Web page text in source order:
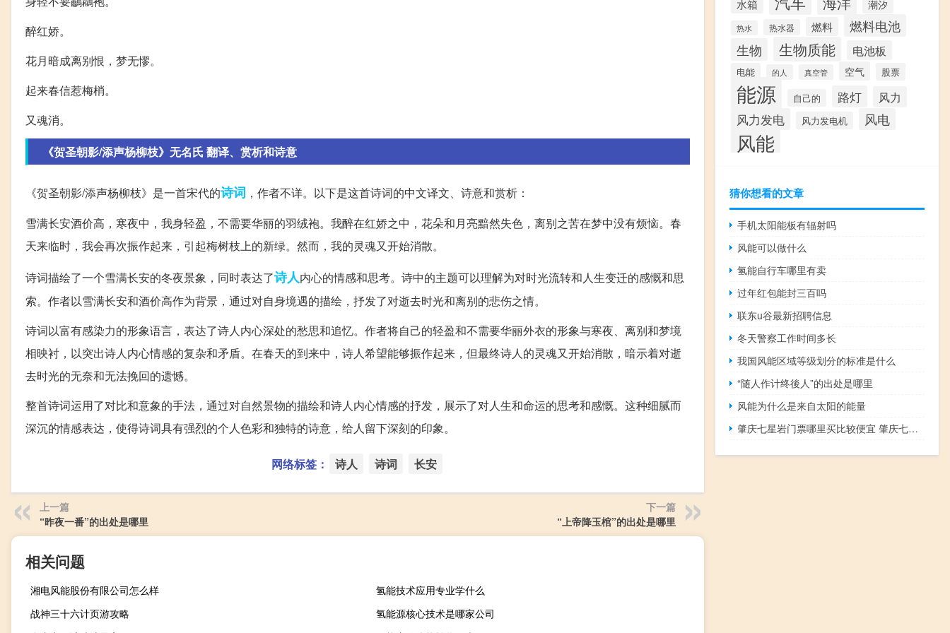
醉红娇。
花月暗成离别恨，梦无憀。
起来春信惹梅梢。
又魂消。
《贺圣朝影/添声杨柳枝》无名氏 翻译、赏析和诗意
《贺圣朝影/添声杨柳枝》是一首宋代的诗词 ，作者不详。以下是这首诗词的中文译文、诗意和赏析：
雪满长安酒价高，寒夜中，我身轻盈，不需要华丽的羽绒袍。我醉在红娇之中，花朵和月亮黯然失色，离别之苦在梦中没有烦恼。春
天来临时，我会再次振作起来，引起梅树枝上的新绿。然而，我的灵魂又开始消散。
诗词描绘了一个雪满长安的冬夜景象，同时表达了诗人内心的情感和思考。诗中的主题可以理解为对时光流转和人生变迁的感慨和思
索。作者以雪满长安和酒价高作为背景，通过对自身境遇的描绘，抒发了对逝去时光和离别的悲伤之情。
诗词以富有感染力的形象语言，表达了诗人内心深处的愁思和追忆。作者将自己的轻盈和不需要华丽外衣的形象与寒夜、离别和梦境
相映衬，以突出诗人内心情感的复杂和矛盾。在春天的到来中，诗人希望能够振作起来，但最终诗人的灵魂又开始消散，暗示着对逝
去时光的无奈和无法挽回的遗憾。
整首诗词运用了对比和意象的手法，通过对自然景物的描绘和诗人内心情感的抒发，展示了对人生和命运的思考和感慨。这种细腻而
深沉的情感表达，使得诗词具有强烈的个人色彩和独特的诗意，给人留下深刻的印象。
网络标签： 诗人 诗词 长安
上一篇
“昨夜一番”的出处是哪里
下一篇
“上帝降玉棺”的出处是哪里
相关问题
湘电风能股份有限公司怎么样
氢能技术应用专业学什么
战神三十六计页游攻略
氢能源核心技术是哪家公司
水箱 潮汐
热水 热水器 燃料
燃料电池
生物
生物质能 电池板
电能 的人 真空管 空气 股票
能源 自己的 路灯 风力
风力发电 风力发电机 风电
风能
猜你想看的文章
手机太阳能板有辐射吗
风能可以做什么
氢能自行车哪里有卖
过年红包能封三百吗
联东u谷最新招聘信息
冬天警察工作时间多长
我国风能区域等级划分的标准是什么
“随人作计终後人”的出处是哪里
风能为什么是来自太阳的能量
肇庆七星岩门票哪里买比较便宜 肇庆七星岩好玩吗